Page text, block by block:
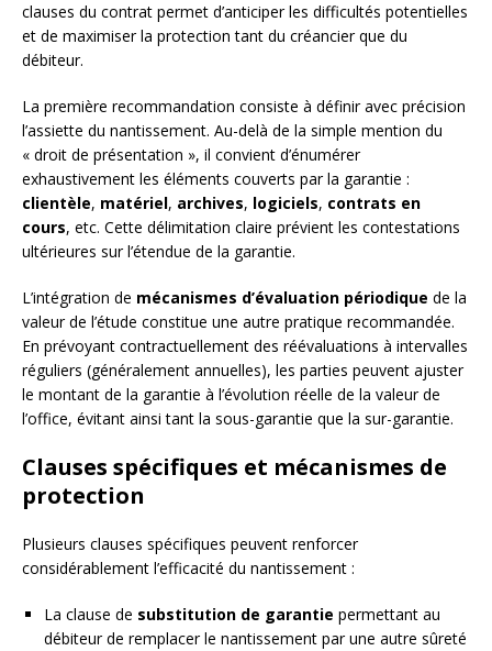
clauses du contrat permet d’anticiper les difficultés potentielles
et de maximiser la protection tant du créancier que du
débiteur.
La première recommandation consiste à définir avec précision
l’assiette du nantissement. Au-delà de la simple mention du
« droit de présentation », il convient d’énumérer
exhaustivement les éléments couverts par la garantie :
clientèle, matériel, archives, logiciels, contrats en
cours, etc. Cette délimitation claire prévient les contestations
ultérieures sur l’étendue de la garantie.
L’intégration de mécanismes d’évaluation périodique de la
valeur de l’étude constitue une autre pratique recommandée.
En prévoyant contractuellement des réévaluations à intervalles
réguliers (généralement annuelles), les parties peuvent ajuster
le montant de la garantie à l’évolution réelle de la valeur de
l’office, évitant ainsi tant la sous-garantie que la sur-garantie.
Clauses spécifiques et mécanismes de
protection
Plusieurs clauses spécifiques peuvent renforcer
considérablement l’efficacité du nantissement :
La clause de substitution de garantie permettant au
débiteur de remplacer le nantissement par une autre sûreté